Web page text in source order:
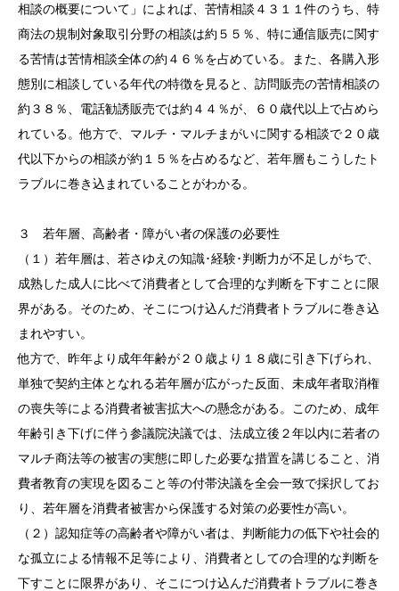
相談の概要について」によれば、苦情相談４３１１件のうち、特
商法の規制対象取引分野の相談は約５５％、特に通信販売に関す
る苦情は苦情相談全体の約４６％を占めている。また、各購入形
態別に相談している年代の特徴を見ると、訪問販売の苦情相談の
約３８％、電話勧誘販売では約４４％が、６０歳代以上で占めら
れている。他方で、マルチ・マルチまがいに関する相談で２０歳
代以下からの相談が約１５％を占めるなど、若年層もこうしたト
ラブルに巻き込まれていることがわかる。
３ 若年層、高齢者・障がい者の保護の必要性
（１）若年層は、若さゆえの知識･経験･判断力が不足しがちで、
成熟した成人に比べて消費者として合理的な判断を下すことに限
界がある。そのため、そこにつけ込んだ消費者トラブルに巻き込
まれやすい。
他方で、昨年より成年年齢が２０歳より１８歳に引き下げられ、
単独で契約主体となれる若年層が広がった反面、未成年者取消権
の喪失等による消費者被害拡大への懸念がある。このため、成年
年齢引き下げに伴う参議院決議では、法成立後２年以内に若者の
マルチ商法等の被害の実態に即した必要な措置を講じること、消
費者教育の実現を図ること等の付帯決議を全会一致で採択してお
り、若年層を消費者被害から保護する対策の必要性が高い。
（２）認知症等の高齢者や障がい者は、判断能力の低下や社会的
な孤立による情報不足等により、消費者としての合理的な判断を
下すことに限界があり、そこにつけ込んだ消費者トラブルに巻き